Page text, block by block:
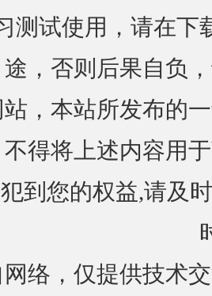
测试使用，请在下
途，否则后果自负
，本站所发布的
得将上述内容用
到您的权益,请及
络，仅提供技术